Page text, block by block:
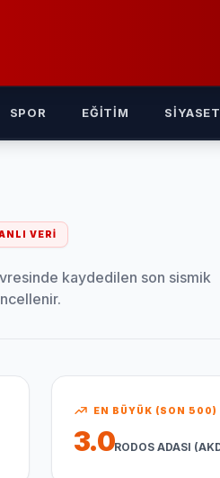
SPOR EĞITIM SIYASET
VERI
kaydedilen son sismik
EN BÜYÜK (SON 500)
3.0